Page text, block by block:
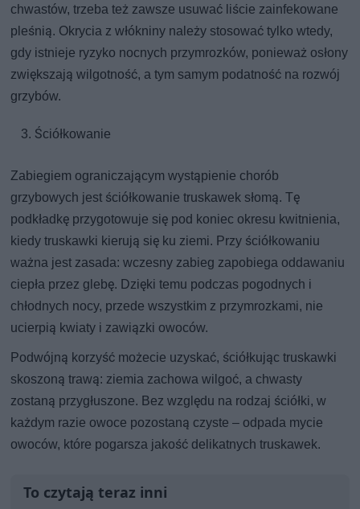
chwastów, trzeba też zawsze usuwać liście zainfekowane
pleśnią. Okrycia z włókniny należy stosować tylko wtedy,
gdy istnieje ryzyko nocnych przymrozków, ponieważ osłony
zwiększają wilgotność, a tym samym podatność na rozwój
grzybów.
Ściółkowanie
Zabiegiem ograniczającym wystąpienie chorób
grzybowych jest ściółkowanie truskawek słomą. Tę
podkładkę przygotowuje się pod koniec okresu kwitnienia,
kiedy truskawki kierują się ku ziemi. Przy ściółkowaniu
ważna jest zasada: wczesny zabieg zapobiega oddawaniu
ciepła przez glebę. Dzięki temu podczas pogodnych i
chłodnych nocy, przede wszystkim z przymrozkami, nie
ucierpią kwiaty i zawiązki owoców.
Podwójną korzyść możecie uzyskać, ściółkując truskawki
skoszoną trawą: ziemia zachowa wilgoć, a chwasty
zostaną przygłuszone. Bez względu na rodzaj ściółki, w
każdym razie owoce pozostaną czyste – odpada mycie
owoców, które pogarsza jakość delikatnych truskawek.
To czytają teraz inni